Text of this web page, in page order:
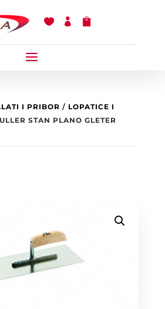
  
I PRIBOR / LOPATICE I
STAN PLANO GLETER